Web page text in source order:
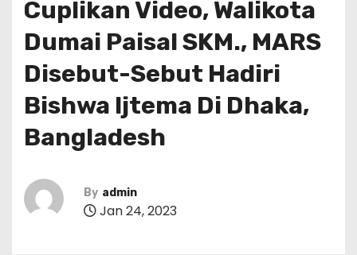
Cuplikan Video, Walikota
Dumai Paisal SKM., MARS
Disebut-Sebut Hadiri
Bishwa ljtema Di Dhaka,
Bangladesh
By admin
Jan 24, 2023